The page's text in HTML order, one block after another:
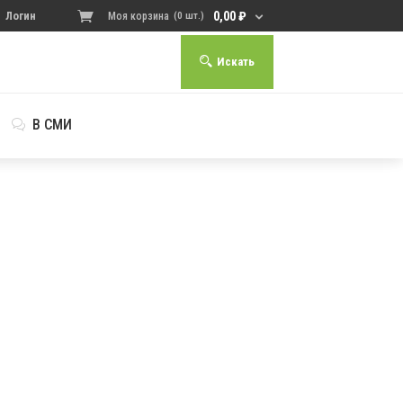
Логин Моя корзина (0 шт.) 0,00₽
Искать
В СМИ